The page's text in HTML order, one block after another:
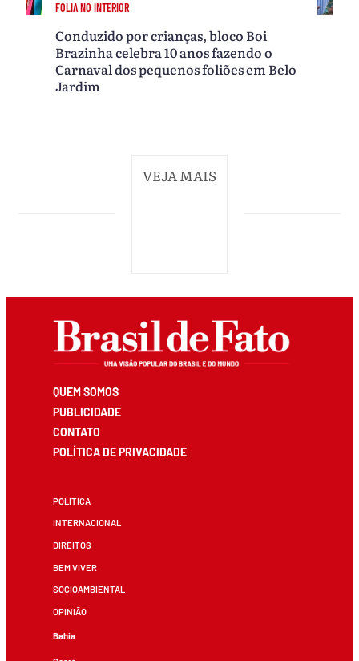
FOLIA NO INTERIOR
Conduzido por crianças, bloco Boi
Brazinha celebra 10 anos fazendo o
Carnaval dos pequenos foliões em Belo
Jardim
VEJA MAIS
QUEM SOMOS
PUBLICIDADE
CONTATO
POLÍTICA DE PRIVACIDADE
POLÍTICA
INTERNACIONAL
DIREITOS
BEM VIVER
SOCIOAMBIENTAL
OPINIÃO
Bahia